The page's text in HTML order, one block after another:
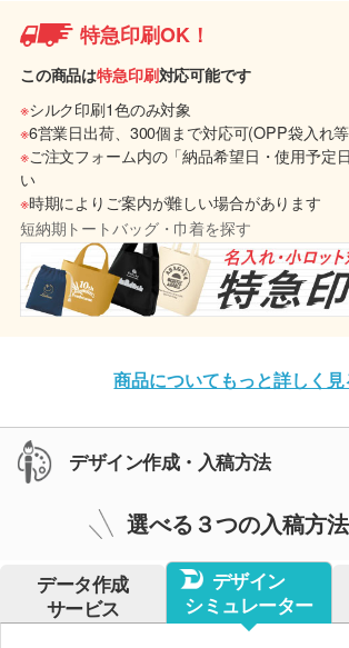
特急印刷OK！
この商品は特急印刷対応可能です
※シルク印刷1色のみ対象
※6営業日出荷、300個まで対応可(OPP袋入れ
※ご注文フォーム内の「納品希望日・使用予定
い
※時期によりご案内が難しい場合があります
短納期トートバッグ・巾着を探す
商品についてもっと詳しく見
デザイン作成・入稿方法
選べる３つの入稿方法
データ作成
サービス
デザイン
シミュレーター